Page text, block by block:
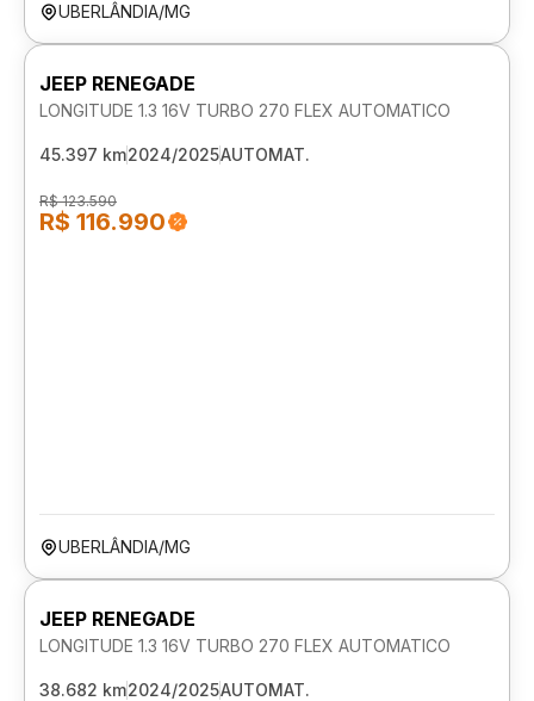
UBERLÂNDIA/MG
JEEP RENEGADE
LONGITUDE 1.3 16V TURBO 270 FLEX AUTOMATICO
45.397 km2024/2025AUTOMAT.
R$ 123.590
R$ 116.990
UBERLÂNDIA/MG
JEEP RENEGADE
LONGITUDE 1.3 16V TURBO 270 FLEX AUTOMATICO
38.682 km2024/2025AUTOMAT.